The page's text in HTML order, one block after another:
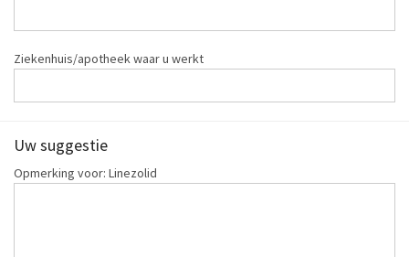
Ziekenhuis/apotheek waar u werkt
Uw suggestie
Opmerking voor: Linezolid